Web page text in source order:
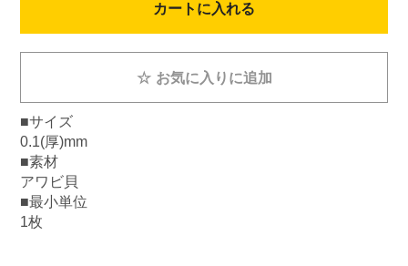
カートに入れる
☆ お気に入りに追加
■サイズ
0.1(厚)mm
■素材
アワビ貝
■最小単位
1枚